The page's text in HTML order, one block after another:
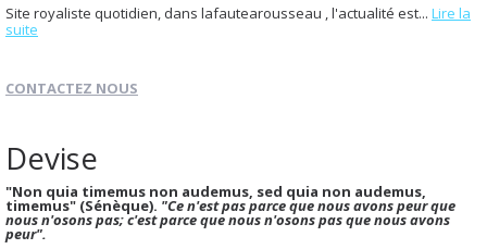
Site royaliste quotidien, dans lafautearousseau , l'actualité est... Lire la
suite
CONTACTEZ NOUS
Devise
"Non quia timemus non audemus, sed quia non audemus,
timemus" (Sénèque). "Ce n'est pas parce que nous avons peur que
nous n'osons pas; c'est parce que nous n'osons pas que nous avons
peur".